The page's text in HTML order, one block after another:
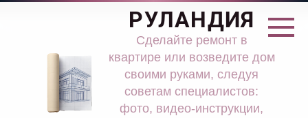
Перейти
РУЛАНДИЯ
Сделайте ремонт в
квартире или возведите дом
своими руками, следуя
советам специалистов:
фото, видео-инструкции,